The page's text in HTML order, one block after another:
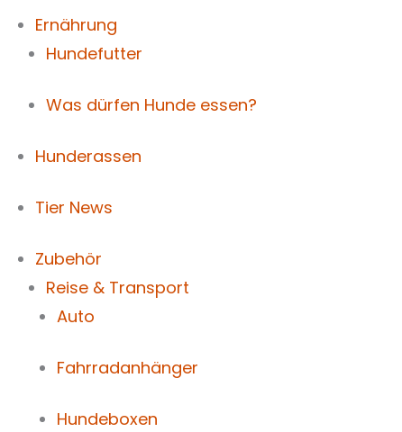
Ernährung
Hundefutter
Was dürfen Hunde essen?
Hunderassen
Tier News
Zubehör
Reise & Transport
Auto
Fahrradanhänger
Hundeboxen